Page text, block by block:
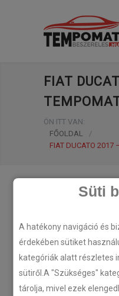
Süti
A hatékony navigáció és
érdekében sütiket
kategóriák alatt részletes
sütiről.A "Szükséges"
tárolja, mivel ezek
FIAT
ÖN ITT VAN:
FŐOLDAL
/
FIAT DUCATO 2017